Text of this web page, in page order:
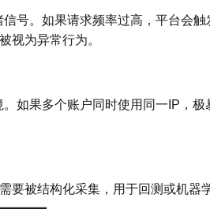
号。如果请求频率过高，平台会触
视为异常行为。
如果多个账户同时使用同一IP，
被结构化采集，用于回测或机器